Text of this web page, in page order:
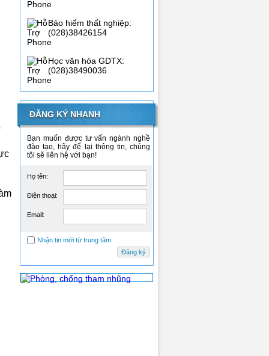
Bảo hiểm thất nghiệp:
(028)38426154
Học văn hóa GDTX:
(028)38490036
ĐĂNG KÝ NHANH
Bạn muốn được tư vấn ngành nghề
đào tạo, hãy để lại thông tin, chúng
tôi sẽ liên hệ với bạn!
Họ tên:
Điện thoại:
Email:
Nhận tin mới từ trung tâm